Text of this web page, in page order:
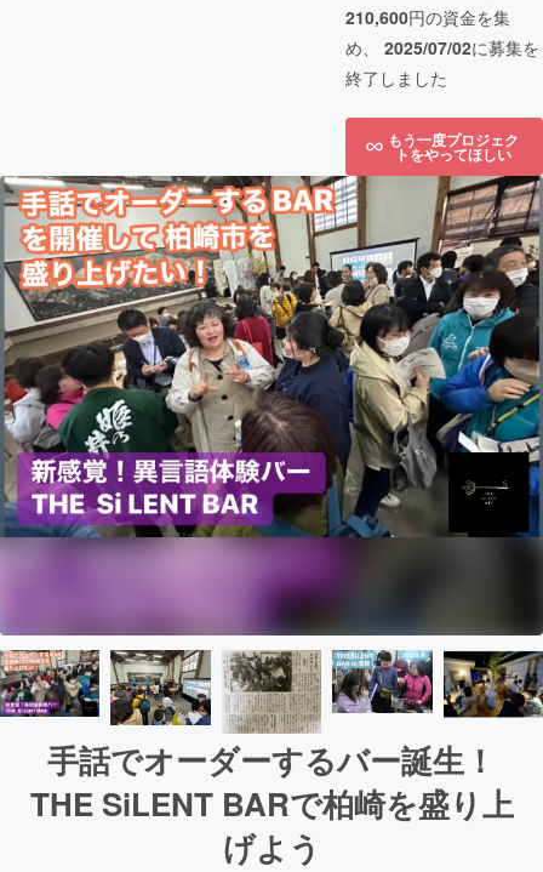
210,600円の資金を集
め、 2025/07/02に募集を
終了しました
もう一度プロジェク
トをやってほしい
手話でオーダーするバー誕生！
THE SiLENT BARで柏崎を盛り上
げよう